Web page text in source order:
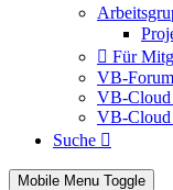
Für
VB-Forum
VB-
VB-Cloud
Suche
Mobile Menu Toggle